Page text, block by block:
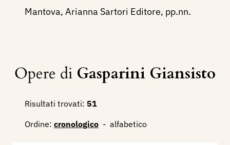
Mantova, Arianna Sartori Editore, pp.nn.
Opere di Gasparini Giansisto
Risultati trovati: 51
Ordine: cronologico - alfabetico